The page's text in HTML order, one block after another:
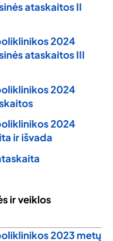
ataskaitos II
2024
ataskaitos III
2024
2024
ir išvada
ir veiklos
2023 metų